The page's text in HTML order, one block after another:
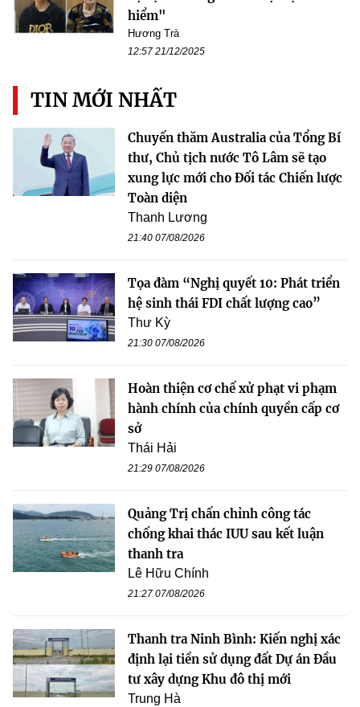
hiểm"
Hương Trà
12:57 21/12/2025
TIN MỚI NHẤT
Chuyến thăm Australia của Tổng Bí
thư, Chủ tịch nước Tô Lâm sẽ tạo
xung lực mới cho Đối tác Chiến lược
Toàn diện
Thanh Lương
21:40 07/08/2026
Tọa đàm “Nghị quyết 10: Phát triển
hệ sinh thái FDI chất lượng cao”
Thư Kỳ
21:30 07/08/2026
Hoàn thiện cơ chế xử phạt vi phạm
hành chính của chính quyền cấp cơ
sở
Thái Hải
21:29 07/08/2026
Quảng Trị chấn chỉnh công tác
chống khai thác IUU sau kết luận
thanh tra
Lê Hữu Chính
21:27 07/08/2026
Thanh tra Ninh Bình: Kiến nghị xác
định lại tiền sử dụng đất Dự án Đầu
tư xây dựng Khu đô thị mới
Trung Hà